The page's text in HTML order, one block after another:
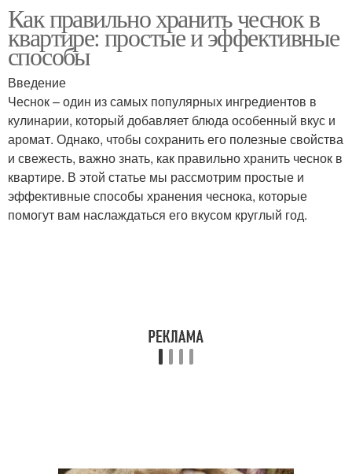
Хранение в банках Чеснок в банках
Чеснок из банки Чеснок с солью
Метод для хранения Подготовка к хранению
Как правильно хранить чеснок в
квартире: простые и эффективные
способы
Введение
Чеснок – один из самых популярных ингредиентов в
кулинарии, который добавляет блюда особенный вкус и
аромат. Однако, чтобы сохранить его полезные свойства
и свежесть, важно знать, как правильно хранить чеснок в
квартире. В этой статье мы рассмотрим простые и
эффективные способы хранения чеснока, которые
помогут вам наслаждаться его вкусом круглый год.